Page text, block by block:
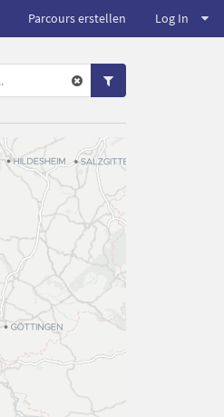
Parcours erstellen Log In